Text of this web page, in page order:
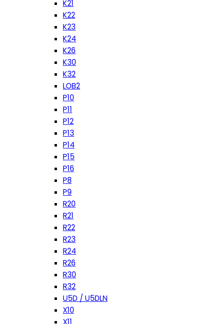
K21
K22
K23
K24
K26
K30
K32
LOB2
P10
P11
P12
P13
P14
P15
P16
P8
P9
R20
R21
R22
R23
R24
R26
R30
R32
U5D / U5DLN
X10